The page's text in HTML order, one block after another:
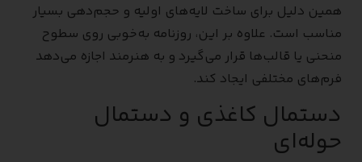
همین دلیل برای ساخت لایه‌های اولیه و حجم‌دهی بسیار
مناسب است. علاوه بر این، روزنامه به‌خوبی روی سطوح
منحنی یا قالب‌ها قرار می‌گیرد و به هنرمند اجازه می‌دهد
فرم‌های مختلفی ایجاد کند.
دستمال کاغذی و دستمال
حوله‌ای